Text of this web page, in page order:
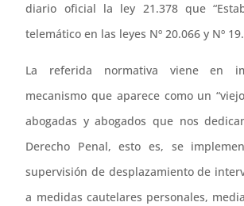
diario oficial la ley 21.378 que
telemático en las leyes Nº 20.066 y Nº
La referida normativa viene en
mecanismo que aparece como un
abogadas y abogados que nos
Derecho Penal, esto es, se
supervisión de desplazamiento de
a medidas cautelares personales,